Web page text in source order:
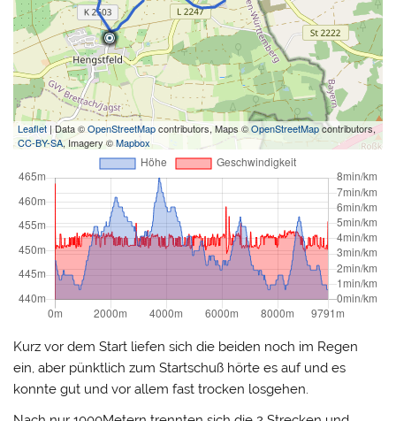
Leaflet | Data ©OpenStreetMapcontributors, Maps ©OpenStreetMapcontributors,
CC-BY-SA, Imagery ©Mapbox
Kurz vor dem Start liefen sich die beiden noch im Regen
ein, aber pünktlich zum Startschuß hörte es auf und es
konnte gut und vor allem fast trocken losgehen.